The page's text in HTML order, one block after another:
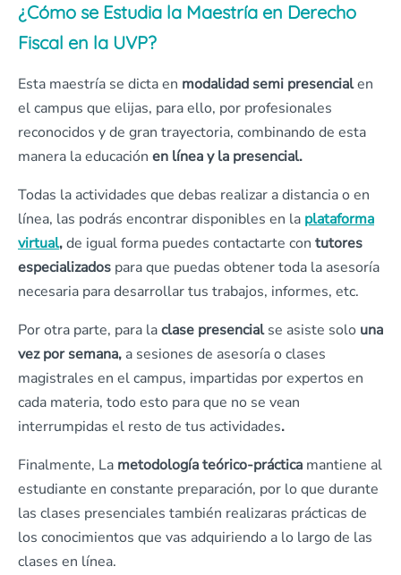
¿Cómo se Estudia la Maestría en Derecho
Fiscal en la UVP?
Esta maestría se dicta en modalidad semi presencialen
el campus que elijas, para ello, por profesionales
reconocidos y de gran trayectoria, combinando de esta
manera la educación en línea y la presencial.
Todas la actividades que debas realizar a distancia o en
línea, las podrás encontrar disponibles en la plataforma
virtual,de igual forma puedes contactarte con tutores
especializados para que puedas obtener toda la asesoría
necesaria para desarrollar tus trabajos, informes, etc.
Por otra parte, para laclase presencialse asiste solo una
vez por semana, a sesiones de asesoría o clases
magistrales en el campus, impartidas por expertos en
cada materia, todo esto para que no se vean
interrumpidas el resto de tus actividades.
Finalmente, La metodología teórico-práctica mantiene al
estudiante en constante preparación, por lo que durante
las clases presenciales también realizaras prácticas de
los conocimientos que vas adquiriendo a lo largo de las
clases en línea.